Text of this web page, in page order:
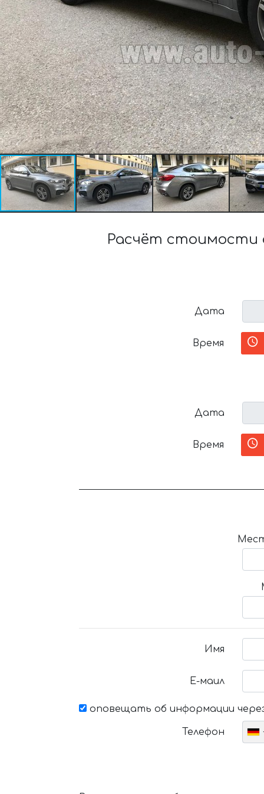
Расчёт стоимости
Дата
Время
Дата
Время
Имя
Е-маил
оповещать об информации
Телефон